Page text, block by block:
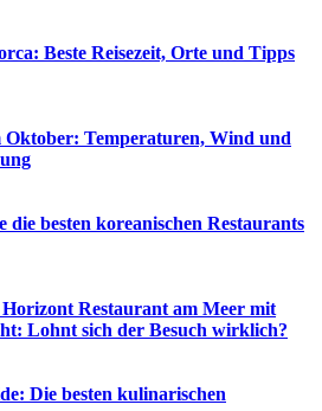
Beste Reisezeit, Orte und Tipps
Temperaturen, Wind und
die besten koreanischen Restaurants
Restaurant am Meer mit
Lohnt sich der Besuch wirklich?
Die besten kulinarischen